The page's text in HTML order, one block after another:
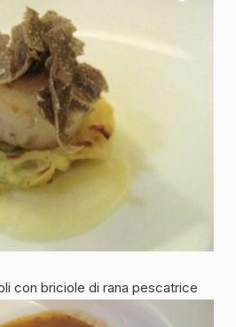
con briciole di rana pescatrice